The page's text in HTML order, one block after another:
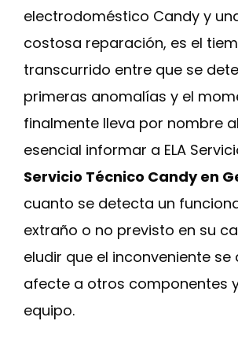
electrodoméstico Candy y
costosa reparación, es el
transcurrido entre que se
primeras anomalías y el
finalmente lleva por nombre
esencial informar a ELA
Servicio Técnico Candy en
cuanto se detecta un
extraño o no previsto en su
eludir que el inconveniente se
afecte a otros componentes
equipo.